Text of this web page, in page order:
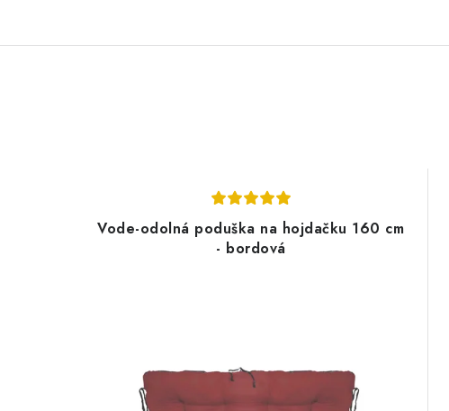
Vode-odolná poduška na hojdačku 160 cm
- bordová